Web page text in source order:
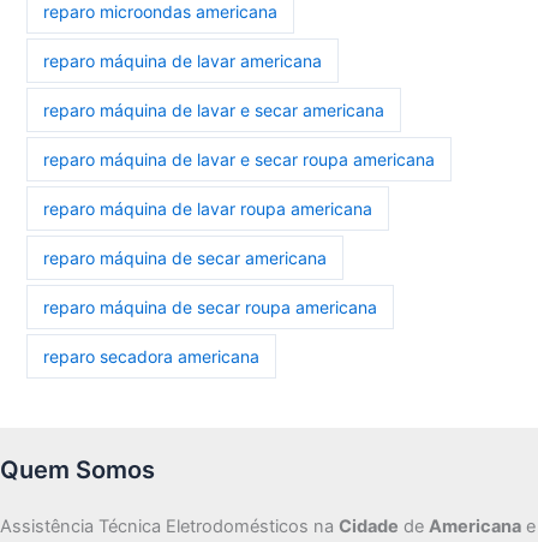
reparo microondas americana
reparo máquina de lavar americana
reparo máquina de lavar e secar americana
reparo máquina de lavar e secar roupa americana
reparo máquina de lavar roupa americana
reparo máquina de secar americana
reparo máquina de secar roupa americana
reparo secadora americana
Quem Somos
Assistência Técnica Eletrodomésticos na Cidade de Americana e